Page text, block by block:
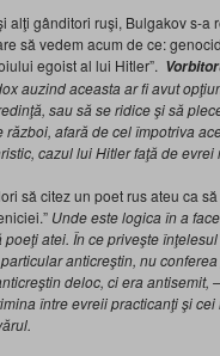
alţi gânditori ruşi, Bulgakov s-a
să vedem acum de ce:
egoist al lui Hitler”.
auzind aceasta ar fi avut
sau să se ridice şi să
război, afară de cel împotriva
cazul lui Hitler faţă de
să citez un poet rus ateu ca
Unde este logica în a
poeţi atei. În ce priveşte
anticreştin, nu
deloc, ci era antisemit,
între evreii practicanţi şi